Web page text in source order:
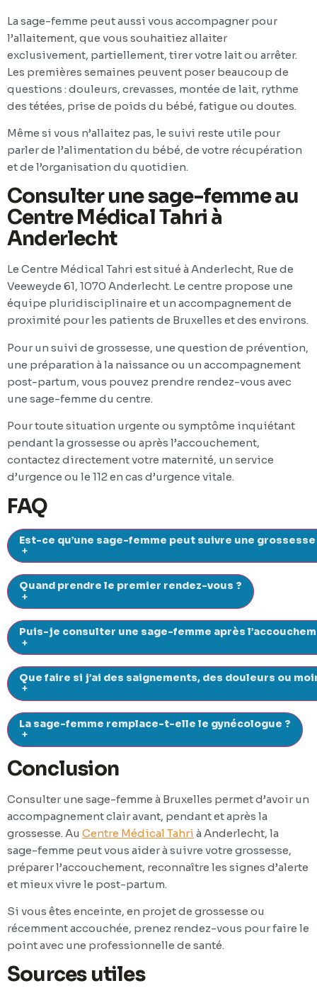
La sage-femme peut aussi vous accompagner pour
l’allaitement, que vous souhaitiez allaiter
exclusivement, partiellement, tirer votre lait ou arrêter.
Les premières semaines peuvent poser beaucoup de
questions : douleurs, crevasses, montée de lait, rythme
des tétées, prise de poids du bébé, fatigue ou doutes.
Même si vous n’allaitez pas, le suivi reste utile pour
parler de l’alimentation du bébé, de votre récupération
et de l’organisation du quotidien.
Consulter une sage-femme au
Centre Médical Tahri à
Anderlecht
Le Centre Médical Tahri est situé à Anderlecht, Rue de
Veeweyde 61, 1070 Anderlecht. Le centre propose une
équipe pluridisciplinaire et un accompagnement de
proximité pour les patients de Bruxelles et des environs.
Pour un suivi de grossesse, une question de prévention,
une préparation à la naissance ou un accompagnement
post-partum, vous pouvez prendre rendez-vous avec
une sage-femme du centre.
Pour toute situation urgente ou symptôme inquiétant
pendant la grossesse ou après l’accouchement,
contactez directement votre maternité, un service
d’urgence ou le 112 en cas d’urgence vitale.
FAQ
Est-ce qu’une sage-femme peut suivre une
+
Quand prendre le premier rendez-vous ?
+
Puis-je consulter une sage-femme après
+
Que faire si j’ai des saignements, des douleurs ou
+
La sage-femme remplace-t-elle le gynécologue ?
+
Conclusion
Consulter une sage-femme à Bruxelles permet d’avoir un
accompagnement clair avant, pendant et après la
grossesse. Au Centre Médical Tahri à Anderlecht, la
sage-femme peut vous aider à suivre votre grossesse,
préparer l’accouchement, reconnaître les signes d’alerte
et mieux vivre le post-partum.
Si vous êtes enceinte, en projet de grossesse ou
récemment accouchée, prenez rendez-vous pour faire le
point avec une professionnelle de santé.
Sources utiles